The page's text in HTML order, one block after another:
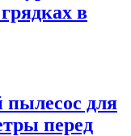
в
для
перед